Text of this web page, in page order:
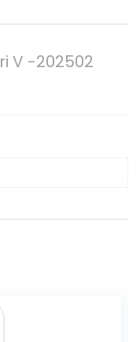
V -202502